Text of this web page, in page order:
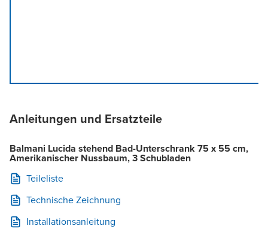
Anleitungen und Ersatzteile
Balmani Lucida stehend Bad-Unterschrank 75 x 55 cm,
Amerikanischer Nussbaum, 3 Schubladen
Teileliste
Technische Zeichnung
Installationsanleitung